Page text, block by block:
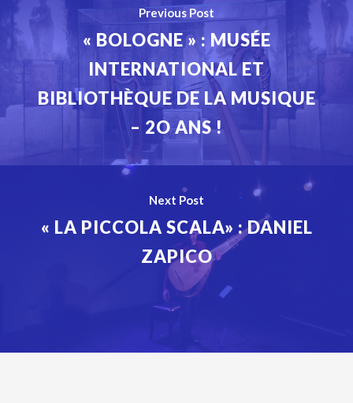
Previous Post
« BOLOGNE » : MUSÉE
INTERNATIONAL ET
BIBLIOTHÈQUE DE LA MUSIQUE
– 2O ANS !
Next Post
« LA PICCOLA SCALA» : DANIEL
ZAPICO